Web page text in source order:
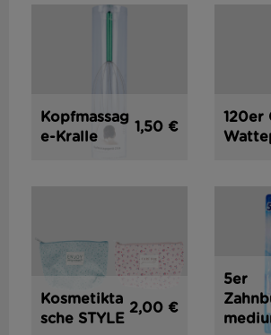
Kopfmassag
e-Kralle
1,50 €
120er
Kosmetikta
sche STYLE
2,00 €
5er